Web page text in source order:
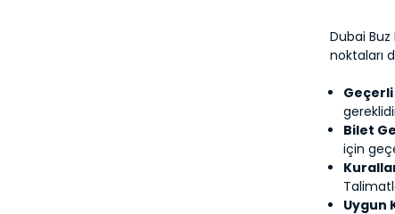
Dubai
noktaları
Bilet
için
Uygun